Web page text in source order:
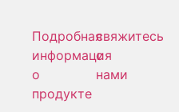
Подробная
информация
о
продукте
свяжитесь
с
нами